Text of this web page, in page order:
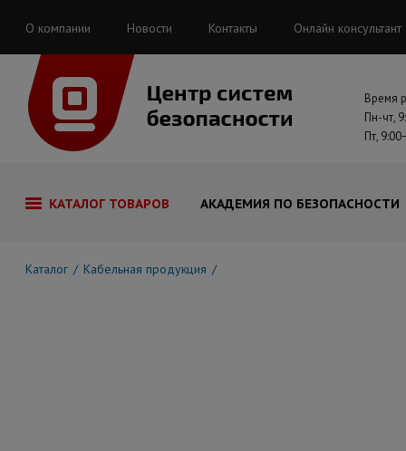
О компании Новости Контакты Онлайн консультант
Время
Пн-чт,
Пт,
КАТАЛОГ ТОВАРОВ АКАДЕМИЯ ПО БЕЗОПАСНОСТИ
Каталог Кабельная продукция